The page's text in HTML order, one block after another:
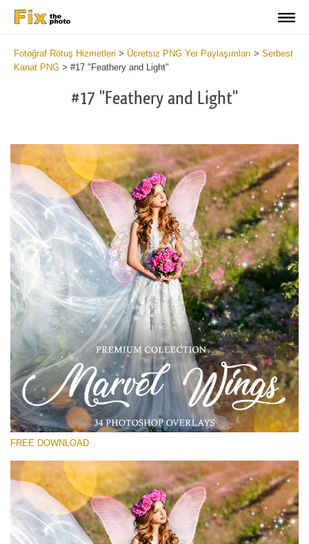
Fotoğraf Rötuş Hizmetleri > Ücretsiz PNG Yer Paylaşımları > Serbest
Kanat PNG > #17 "Feathery and Light"
#17 "Feathery and Light"
Lütfen seçin
Free PNG Overlay #17
Small 800*533px
Marvel Wings
(34 Overlays)
Bokeh Complete Collection (650 Overlays)
Large 6000*4000px
Entire Collection
FREE DOWNLOAD